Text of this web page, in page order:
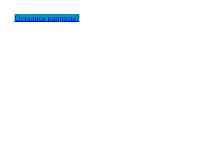
Остались вопросы?